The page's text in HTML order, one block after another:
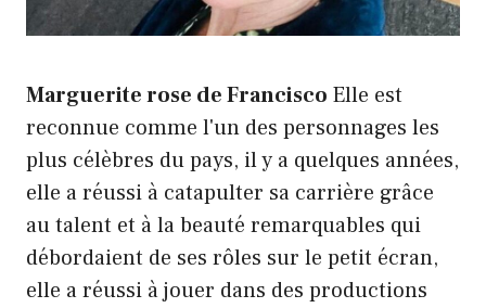
Marguerite rose de Francisco Elle est
reconnue comme l'un des personnages les
plus célèbres du pays, il y a quelques années,
elle a réussi à catapulter sa carrière grâce
au talent et à la beauté remarquables qui
débordaient de ses rôles sur le petit écran,
elle a réussi à jouer dans des productions